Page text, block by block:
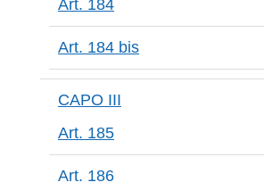
Art. 184
Art. 184 bis
CAPO III
Art. 185
Art. 186